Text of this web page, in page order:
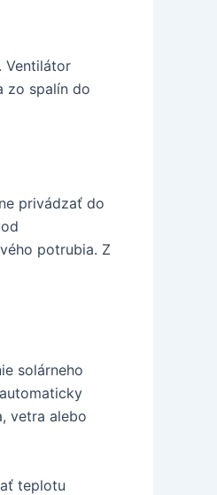
Ventilátor
zo spalín do
privádzať do
potrubia. Z
solárneho
vetra alebo
teplotu